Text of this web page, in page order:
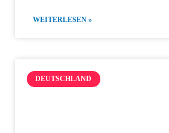
WEITERLESEN »
DEUTSCHLAND